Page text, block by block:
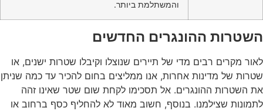
והמשתלמת ביותר.
השטרות ההונגרים החדשים
לאור מקרים רבים מדי של תיירים שנוצלו וקיבלו שטרות ישנים, או
שטרות של מדינות אחרות, אנו ממליצים בחום להכיר עד כמה שניתן
את השטרות ההונגרים. אל תסכימו לקחת שום שטר שאינו זהה
לתמונות שצילמנו. בנוסף, חשוב מאוד לא להחליף כסף ברחוב או